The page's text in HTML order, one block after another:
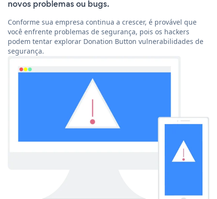
novos problemas ou bugs.
Conforme sua empresa continua a crescer, é provável que
você enfrente problemas de segurança, pois os hackers
podem tentar explorar Donation Button vulnerabilidades de
segurança.